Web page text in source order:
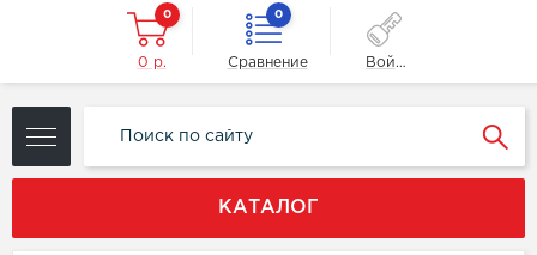
0
0 р.
0
Сравнение Войти
КАТАЛОГ